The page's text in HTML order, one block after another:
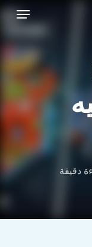
قائمة طعام